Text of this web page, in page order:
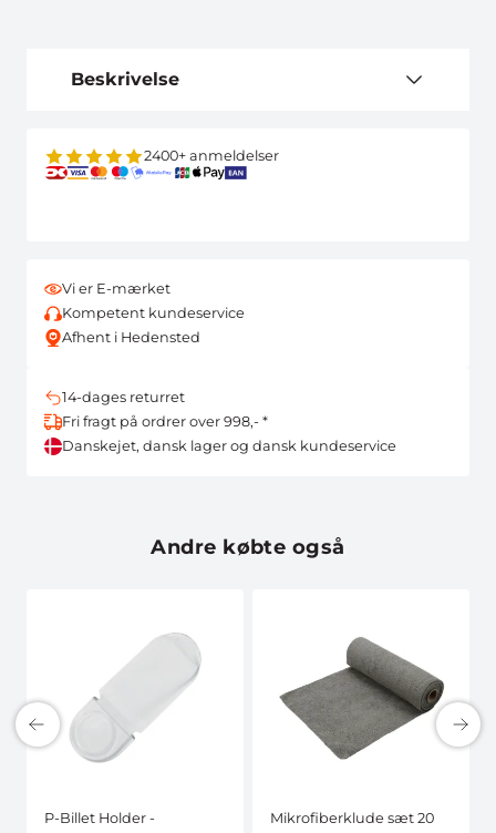
Beskrivelse
2400+ anmeldelser
Vi er E-mærket
Kompetent kundeservice
Afhent i Hedensted
14-dages returret
Fri fragt på ordrer over 998,- *
Danskejet, dansk lager og dansk kundeservice
Andre købte også
P-Billet Holder -
Mikrofiberklude sæt 20